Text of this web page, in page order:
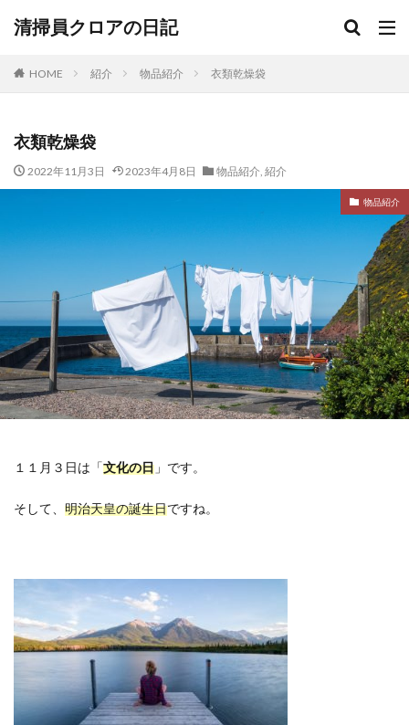
清掃員クロアの日記
HOME 紹介 物品紹介 衣類乾燥袋
衣類乾燥袋
2022年11月3日 2023年4月8日 物品紹介, 紹介
物品紹介
１１月３日は「文化の日 」です。
そして、 明治天皇の誕生日ですね。